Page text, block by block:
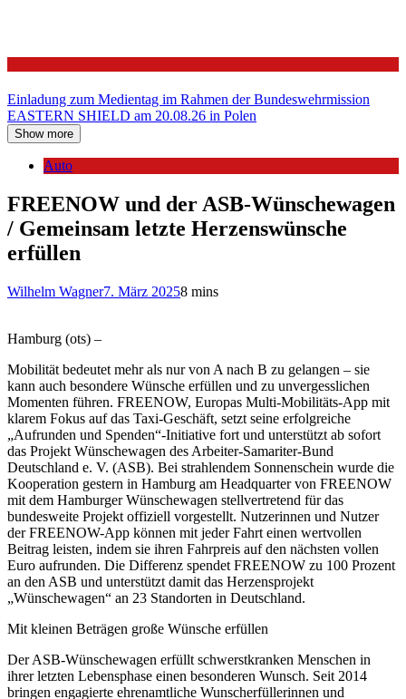
Einladung zum Medientag im Rahmen der Bundeswehrmission
EASTERN SHIELD am 20.08.26 in Polen
Show more
Auto
FREENOW und der ASB-Wünschewagen
/ Gemeinsam letzte Herzenswünsche
erfüllen
Wilhelm Wagner7. März 20258 mins
Hamburg (ots) –
Mobilität bedeutet mehr als nur von A nach B zu gelangen – sie
kann auch besondere Wünsche erfüllen und zu unvergesslichen
Momenten führen. FREENOW, Europas Multi-Mobilitäts-App mit
klarem Fokus auf das Taxi-Geschäft, setzt seine erfolgreiche
„Aufrunden und Spenden“-Initiative fort und unterstützt ab sofort
das Projekt Wünschewagen des Arbeiter-Samariter-Bund
Deutschland e. V. (ASB). Bei strahlendem Sonnenschein wurde die
Kooperation gestern in Hamburg am Headquarter von FREENOW
mit dem Hamburger Wünschewagen stellvertretend für das
bundesweite Projekt offiziell vorgestellt. Nutzerinnen und Nutzer
der FREENOW-App können mit jeder Fahrt einen wertvollen
Beitrag leisten, indem sie ihren Fahrpreis auf den nächsten vollen
Euro aufrunden. Die Differenz spendet FREENOW zu 100 Prozent
an den ASB und unterstützt damit das Herzensprojekt
„Wünschewagen“ an 23 Standorten in Deutschland.
Mit kleinen Beträgen große Wünsche erfüllen
Der ASB-Wünschewagen erfüllt schwerstkranken Menschen in
ihrer letzten Lebensphase einen besonderen Wunsch. Seit 2014
bringen engagierte ehrenamtliche Wunscherfüllerinnen und